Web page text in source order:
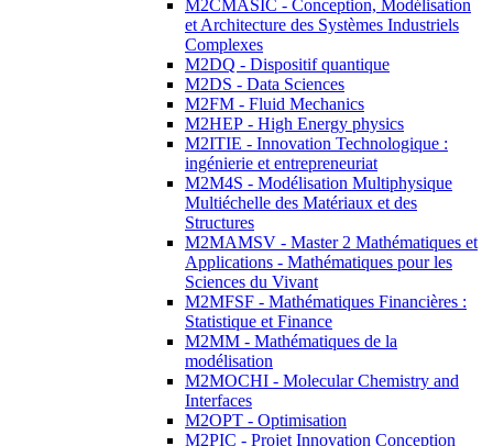
M2CMASIC - Conception, Modélisation
et Architecture des Systèmes Industriels
Complexes
M2DQ - Dispositif quantique
M2DS - Data Sciences
M2FM - Fluid Mechanics
M2HEP - High Energy physics
M2ITIE - Innovation Technologique :
ingénierie et entrepreneuriat
M2M4S - Modélisation Multiphysique
Multiéchelle des Matériaux et des
Structures
M2MAMSV - Master 2 Mathématiques et
Applications - Mathématiques pour les
Sciences du Vivant
M2MFSF - Mathématiques Financières :
Statistique et Finance
M2MM - Mathématiques de la
modélisation
M2MOCHI - Molecular Chemistry and
Interfaces
M2OPT - Optimisation
M2PIC - Projet Innovation Conception